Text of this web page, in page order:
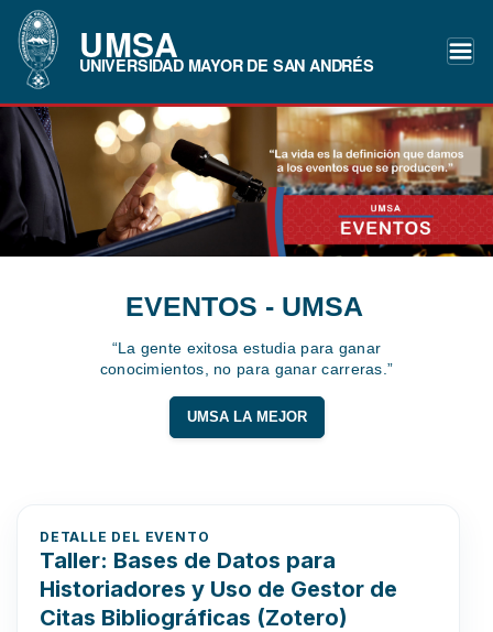
UMSA
UNIVERSIDAD MAYOR DE SAN ANDRÉS
EVENTOS - UMSA
“La gente exitosa estudia para ganar
conocimientos, no para ganar carreras.”
UMSA LA MEJOR
DETALLE DEL EVENTO
Taller: Bases de Datos para
Historiadores y Uso de Gestor de
Citas Bibliográficas (Zotero)